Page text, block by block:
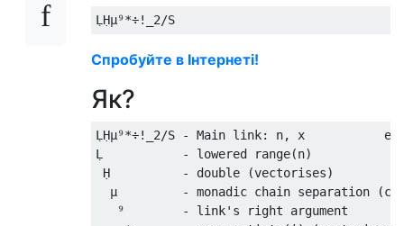
Спробуйте в Інтернеті!
Як?
ḶḤµ⁹*÷!_2/S - Main link: n, x
Ḷ           - lowered range(n)
Ḥ          - double (vectorises)
µ         - monadic chain separation
⁹        - link's right argument